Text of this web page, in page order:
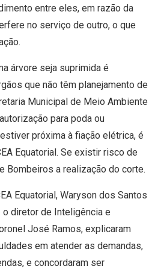
entre eles, em razão da
no serviço de outro, o que
árvore seja suprimida é
que não têm planejamento de
Municipal de Meio Ambiente
para poda ou
próxima à fiação elétrica, é
Equatorial. Se existir risco de
Bombeiros a realização do corte.
Equatorial, Waryson dos Santos
diretor de Inteligência e
José Ramos, explicaram
em atender as demandas,
e concordaram ser